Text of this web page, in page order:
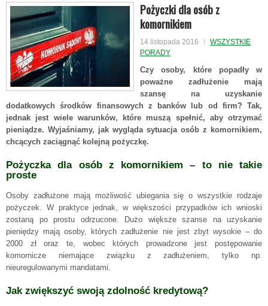
Pożyczki dla osób z
komornikiem
14 listopada 2016
WSZYSTKIE
PORADY
Czy osoby, które popadły w
poważne zadłużenie mają
szansę na uzyskanie
dodatkowych środków finansowych z banków lub od firm? Tak,
jednak jest wiele warunków, które muszą spełnić, aby otrzymać
pieniądze. Wyjaśniamy, jak wygląda sytuacja osób z komornikiem,
chcących zaciągnąć kolejną pożyczkę.
Pożyczka dla osób z komornikiem – to nie takie
proste
Osoby zadłużone mają możliwość ubiegania się o wszystkie rodzaje
pożyczek. W praktyce jednak, w większości przypadków ich wnioski
zostaną po prostu odrzucone. Dużo większe szanse na uzyskanie
pieniędzy mają osoby, których zadłużenie nie jest zbyt wysokie – do
2000 zł oraz te, wobec których prowadzone jest postępowanie
komornicze niemające związku z zadłużeniem, tylko np.
nieuregulowanymi mandatami.
Jak zwiększyć swoją zdolność kredytową?